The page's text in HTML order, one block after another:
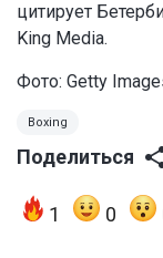
цитирует
King Media.
Фото: Getty
Boxing
Поделиться
1 0